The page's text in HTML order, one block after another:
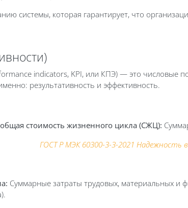
системы, которая гарантирует, что
indicators, KPI, или КПЭ) — это числовые
результативность и эффективность.
стоимость жизненного цикла (СЖЦ):
ГОСТ Р МЭК 60300-3-3-2021
Суммарные затраты трудовых, материальных и